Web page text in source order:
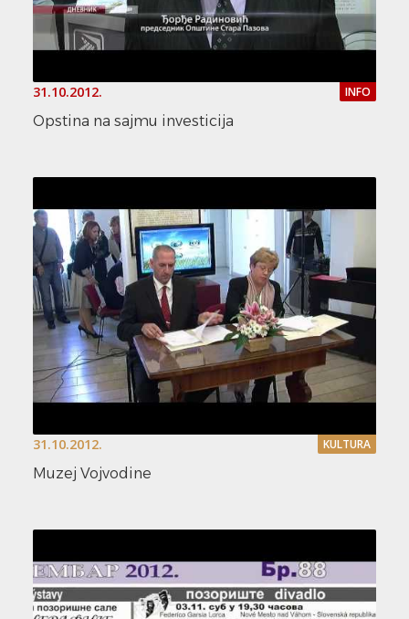
31.10.2012. INFO
Opstina na sajmu investicija
31.10.2012. KULTURA
Muzej Vojvodine